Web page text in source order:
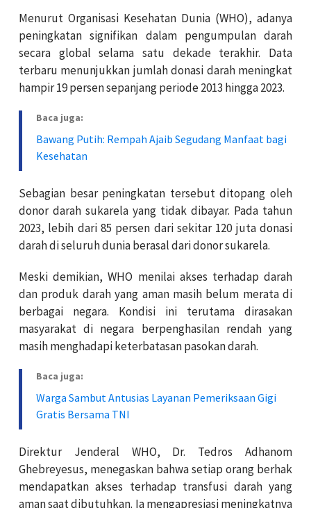
Menurut Organisasi Kesehatan Dunia (WHO), adanya
peningkatan signifikan dalam pengumpulan darah
secara global selama satu dekade terakhir. Data
terbaru menunjukkan jumlah donasi darah meningkat
hampir 19 persen sepanjang periode 2013 hingga 2023.
Baca juga:
Bawang Putih: Rempah Ajaib Segudang Manfaat bagi
Kesehatan
Sebagian besar peningkatan tersebut ditopang oleh
donor darah sukarela yang tidak dibayar. Pada tahun
2023, lebih dari 85 persen dari sekitar 120 juta donasi
darah di seluruh dunia berasal dari donor sukarela.
Meski demikian, WHO menilai akses terhadap darah
dan produk darah yang aman masih belum merata di
berbagai negara. Kondisi ini terutama dirasakan
masyarakat di negara berpenghasilan rendah yang
masih menghadapi keterbatasan pasokan darah.
Baca juga:
Warga Sambut Antusias Layanan Pemeriksaan Gigi
Gratis Bersama TNI
Direktur Jenderal WHO, Dr. Tedros Adhanom
Ghebreyesus, menegaskan bahwa setiap orang berhak
mendapatkan akses terhadap transfusi darah yang
aman saat dibutuhkan. Ia mengapresiasi meningkatnya